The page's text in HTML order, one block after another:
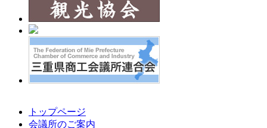
トップページ
会議所のご案内